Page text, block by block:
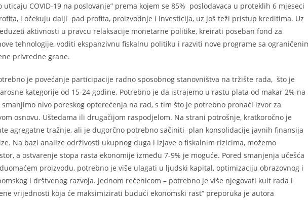
uticaju COVID-19 na poslovanje” prema kojem se 85% poslodavaca u proteklih 6 mjeseci
i očekuju dalji pad profita, proizvodnje i investicija, uz još teži pristup kreditima. Uz
aktivnosti u pravcu relaksacije monetarne politike, kreirati poseban fond za
tehnologije, voditi ekspanzivnu fiskalnu politiku i razviti nove programe sa
privredne grane.
je povećanje participacije radno sposobnog stanovništva na tržište rada, što je
kategorije od 15-24 godine. Potrebno je da istrajemo u rastu plata od makar 2% na
nivo poreskog opterećenja na rad, s tim što je potrebno pronaći izvor za
osnovu. Uštedama ili drugačijom raspodjelom. Na strani potrošnje, kratkoročno je
agregatne tražnje, ali je dugorčno potrebno sačiniti plan konsolidacije javnih finansija
Na bazi analize održivosti ukupnog duga i izjave o fiskalnim rizicima, možemo
a ostvarenje stopa rasta ekonomije između 7-9% je moguće. Pored smanjenja učešća
proizvodu, potrebno je više ulagati u ljudski kapital, optimizaciju obrazovnog i
i drštvenog razvoja. Jednom rečenicom – potrebno je više njegovati kult rada i
vrijednosti koja će maksimizirati budući ekonomski rast“ preporuka je autora